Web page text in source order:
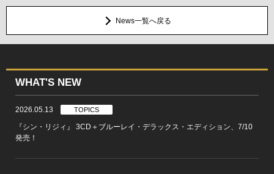
News一覧へ戻る
WHAT'S NEW
2026.05.13 TOPICS
『シン・リジィ』 3CD＋ブルーレイ・デラックス・エディション、7/10
発売！